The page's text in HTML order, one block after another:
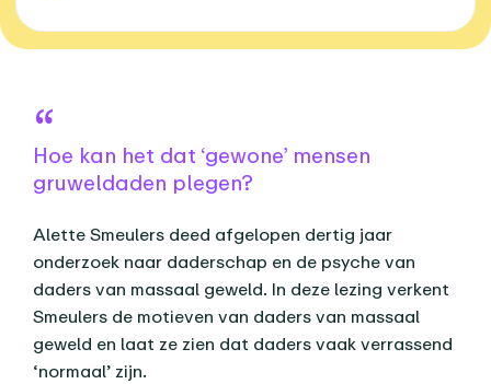
Over dit agenda-item
Hoe kan het dat ‘gewone’ mensen
gruweldaden plegen?
Alette Smeulers deed afgelopen dertig jaar
onderzoek naar daderschap en de psyche van
daders van massaal geweld. In deze lezing verkent
Smeulers de motieven van daders van massaal
geweld en laat ze zien dat daders vaak verrassend
‘normaal’ zijn.